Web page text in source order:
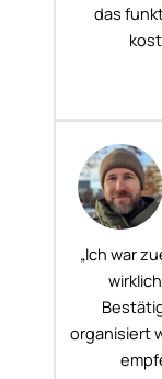
das
„Ich war
organisiert